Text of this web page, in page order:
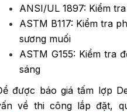
ANSI/UL 1897: Kiểm
ASTM B117: Kiểm tra
sương muối
ASTM G155: Kiểm tra
sáng
được báo giá tấm lợp
về thi công lắp đặt,